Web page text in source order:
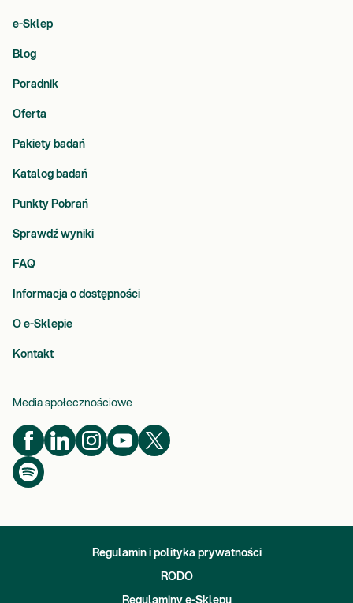
e-Sklep
Blog
Poradnik
Oferta
Pakiety badań
Katalog badań
Punkty Pobrań
Sprawdź wyniki
FAQ
Informacja o dostępności
O e-Sklepie
Kontakt
Media społecznościowe
Regulamin i polityka prywatności
RODO
Regulaminy e-Sklepu